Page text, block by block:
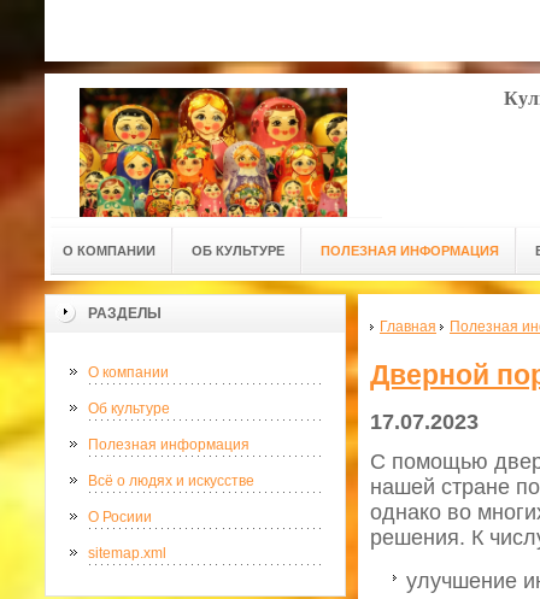
О КОМПАНИИ ОБ КУЛЬТУРЕ ПОЛЕЗНАЯ ИНФОРМАЦИЯ
РАЗДЕЛЫ
О компании
Об культуре
Полезная информация
Всё о людях и искусстве
О Росиии
sitemap.xml
Главная Полезная
Дверной
17.07.2023
С помощью
нашей стране
однако во
решения. К
улучшение